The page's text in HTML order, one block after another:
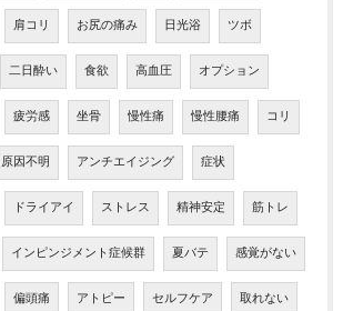
肩コリ お尻の痛み 日光浴 ツボ
二日酔い 食欲 高血圧 オプション
疲労感 坐骨 慢性痛 慢性腰痛 コリ
原因不明 アンチエイジング 症状
ドライアイ ストレス 精神安定 筋トレ
インピンジメント症候群 夏バテ 感覚がない
偏頭痛 アトピー セルフケア 取れない